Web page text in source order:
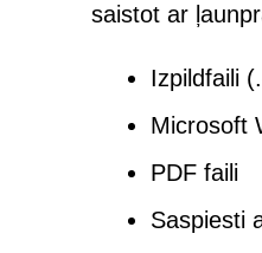
saistot ar
Izpildfaili
Microsoft
PDF faili
Saspiesti